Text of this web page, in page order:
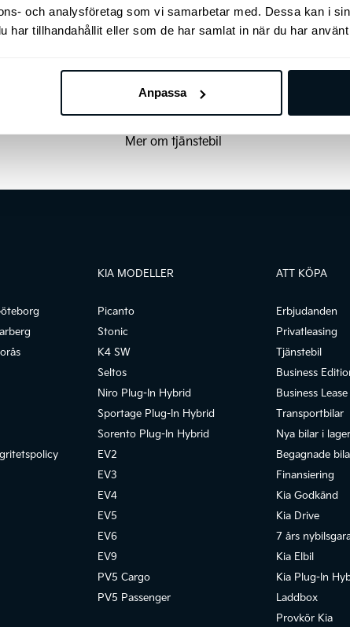
och analysföretag som vi samarbetar med. Dessa kan i
har tillhandahållit eller som de har samlat in när du har
Anpassa
Mer om tjänstebil
KIA MODELLER
Picanto
Stonic
K4 SW
Seltos
Niro Plug-In Hybrid
Sportage Plug-In Hybrid
Sorento Plug-In Hybrid
EV2
EV3
EV4
EV5
EV6
EV9
PV5 Cargo
PV5 Passenger
ATT KÖPA
Erbjudanden
Privatleasing
Tjänstebil
Business
Business Lease
Transportbilar
Nya bilar i lager
Begagnade
Finansiering
Kia Godkänd
Kia Drive
7 års
Kia Elbil
Kia Plug-In
Laddbox
Provkör Kia